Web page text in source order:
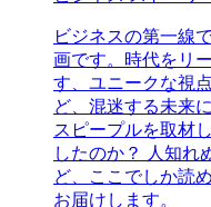
ビジネスの第一線
画です。時代をリ
す、ユニークな視
ど、混迷する未来
スピープルを取材
したのか？ 人知れ
ど、ここでしか読
お届けします。